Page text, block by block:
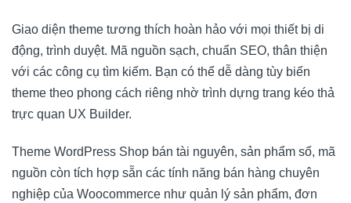
Giao diện theme tương thích hoàn hảo với mọi thiết bị di
động, trình duyệt. Mã nguồn sạch, chuẩn SEO, thân thiện
với các công cụ tìm kiếm. Bạn có thể dễ dàng tùy biến
theme theo phong cách riêng nhờ trình dựng trang kéo thả
trực quan UX Builder.
Theme WordPress Shop bán tài nguyên, sản phẩm số, mã
nguồn còn tích hợp sẵn các tính năng bán hàng chuyên
nghiệp của Woocommerce như quản lý sản phẩm, đơn